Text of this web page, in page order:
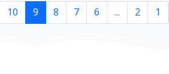
...
6
7
8
9
10
11
12